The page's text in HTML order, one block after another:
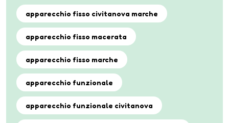
apparecchio fisso civitanova marche
apparecchio fisso macerata
apparecchio fisso marche
apparecchio funzionale
apparecchio funzionale civitanova